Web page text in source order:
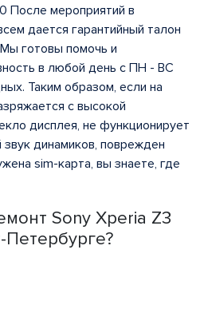
Sony Xperia Z3
После мероприятий в
дается гарантийный талон
готовы помочь и
в любой день с ПН - ВС
Таким образом, если на
с высокой
дисплея, не функционирует
звук динамиков, поврежден
sim-карта, вы знаете, где